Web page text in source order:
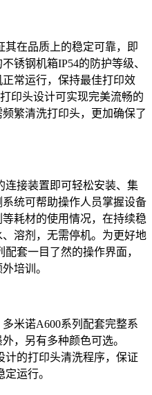
其在品质上的稳定可靠，即
锈钢机箱IP54的防护等级、
常运行，保持最佳打印效
印头设计可实现完美流畅的
繁清洗打印头，更加确保了
连接装置即可轻松安装、集
统可帮助操作人员掌握设备
耗材的使用情况，在持续稳
溶剂，无需停机。为更好地
套一目了然的操作界面，
培训。
米诺A600系列配套完整系
，另有多种颜色可选。
计的打印头清洗程序，保证
运行。